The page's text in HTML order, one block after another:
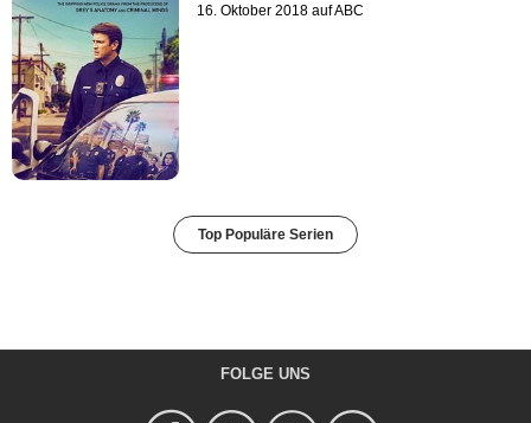
16. Oktober 2018 auf ABC
Top Populäre Serien
FOLGE UNS